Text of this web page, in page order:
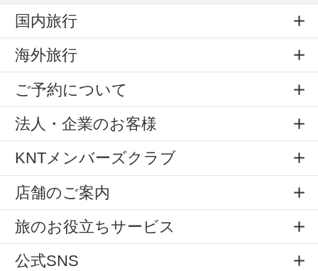
国内旅行
海外旅行
ご予約について
法人・企業のお客様
KNTメンバーズクラブ
店舗のご案内
旅のお役立ちサービス
公式SNS